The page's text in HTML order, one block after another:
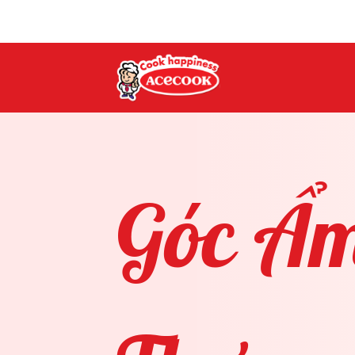
Góc